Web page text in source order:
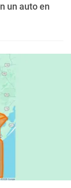
un auto en